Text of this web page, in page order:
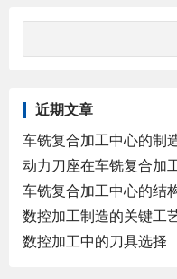
近期文章
车铣复合加工中心的制
动力刀座在车铣复合加
车铣复合加工中心的结
数控加工制造的关键工
数控加工中的刀具选择